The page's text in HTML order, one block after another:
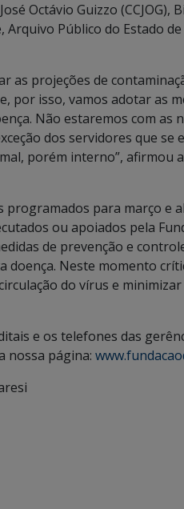
Octávio Guizzo (CCJOG),
Arquivo Público do Estado
as projeções de
por isso, vamos adotar as
Não estaremos com
dos servidores que
porém interno”, afirmou
programados para março e
ou apoiados pela
de prevenção e
doença. Neste momento
do vírus e
e os telefones das
nossa página: